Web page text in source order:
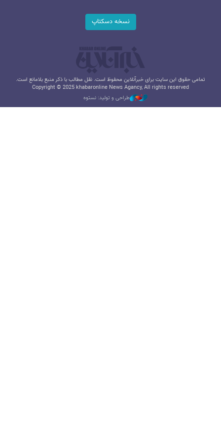
نسخه دسکتاپ
تمامی حقوق این سایت برای خبرآنلاین محفوظ است. نقل مطالب با ذکر منبع بلامانع است.
Copyright © 2025 khabaronline News Agancy, All rights reserved
طراحی و تولید: نستوه